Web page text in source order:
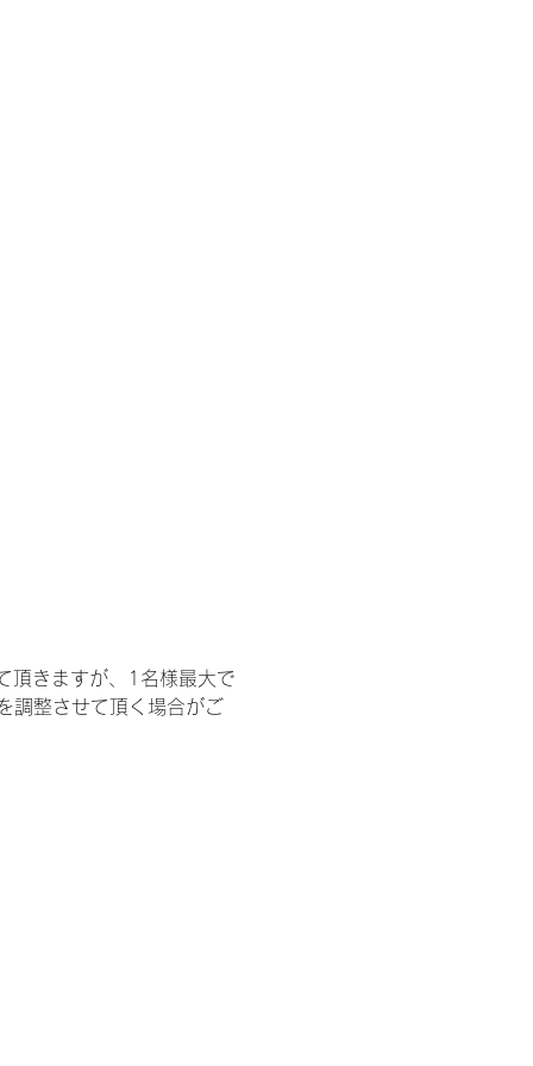
頂きますが、1名様最大で
調整させて頂く場合がご